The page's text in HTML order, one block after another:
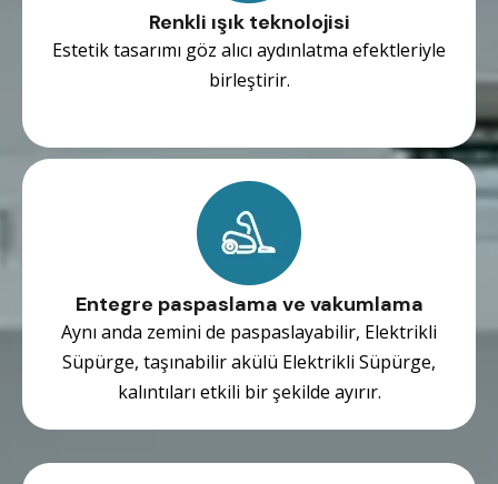
Renkli ışık teknolojisi
Estetik tasarımı göz alıcı aydınlatma efektleriyle
birleştirir.
Entegre paspaslama ve vakumlama
Aynı anda zemini de paspaslayabilir, Elektrikli
Süpürge, taşınabilir akülü Elektrikli Süpürge,
kalıntıları etkili bir şekilde ayırır.